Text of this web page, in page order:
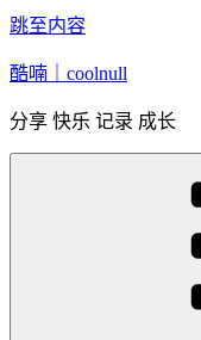
跳至内容
酷喃｜coolnull
分享 快乐 记录 成长